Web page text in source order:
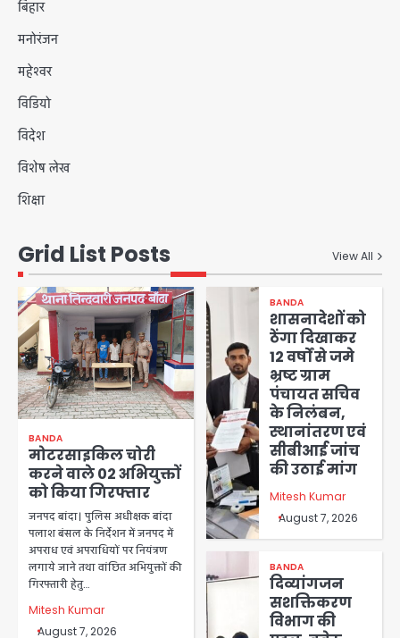
बिहार
मनोरंजन
महेश्वर
विडियो
विदेश
विशेष लेख
शिक्षा
Grid List Posts View All
BANDA
मोटरसाइकिल चोरी
करने वाले 02 अभियुक्तों
को किया गिरफ्तार
जनपद बांदा। पुलिस अधीक्षक बांदा
पलाश बंसल के निर्देशन में जनपद में
अपराध एवं अपराधियों पर नियंत्रण
लगाये जाने तथा वांछित अभियुक्तों की
गिरफ्तारी हेतु…
Mitesh Kumar
August 7, 2026
BANDA
शासनादेशों को
ठेंगा दिखाकर
12 वर्षों से जमे
भ्रष्ट ग्राम
पंचायत सचिव
के निलंबन,
स्थानांतरण एवं
सीबीआई जांच
की उठाई मांग
Mitesh Kumar
August 7, 2026
BANDA
दिव्यांगजन
सशक्तिकरण
विभाग की